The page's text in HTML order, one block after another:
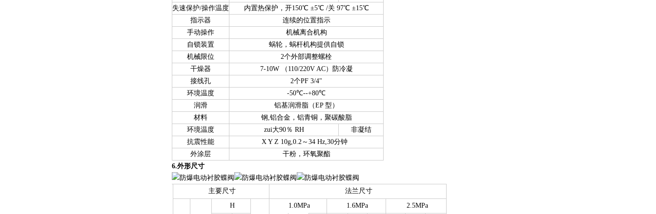
失速保护/操作温度
内置热保护，开150℃ ±5℃ /关 97℃ ±15℃
指示器
连续的位置指示
手动操作
机械离合机构
自锁装置
蜗轮，蜗杆机构提供自锁
机械限位
2个外部调整螺栓
干燥器
7-10W （110/220V AC）防冷凝
接线孔
2个PF 3/4"
环境温度
-50℃--+80℃
润滑
铝基润滑脂（EP 型）
材料
钢,铝合金，铝青铜，聚碳酸脂
环境温度
zui大90％ RH
非凝结
抗震性能
X Y Z 10g,0.2～34 Hz,30分钟
外涂层
干粉，环氧聚酯
6.外形尺寸
主要尺寸 法兰尺寸
H
1.0MPa 1.6MPa
2.5MPa